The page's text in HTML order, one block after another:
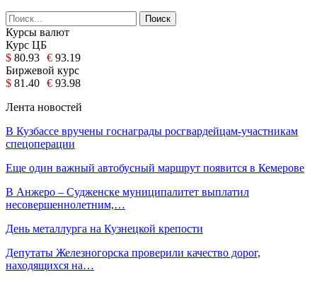
Курсы валют
Курс ЦБ
$ 80.93 € 93.19
Биржевой курс
$ 81.40 € 93.98
Лента новостей
В Кузбассе вручены госнаграды росгвардейцам-участникам
спецоперации
Еще один важный автобусный маршрут появится в Кемерове
В Анжеро – Судженске муниципалитет выплатил
несовершеннолетним,…
День металлурга на Кузнецкой крепости
Депутаты Железногорска проверили качество дорог,
находящихся на…